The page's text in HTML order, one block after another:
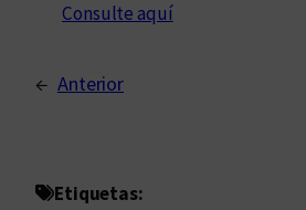
Consulte aquí
← Anterior
Etiquetas: